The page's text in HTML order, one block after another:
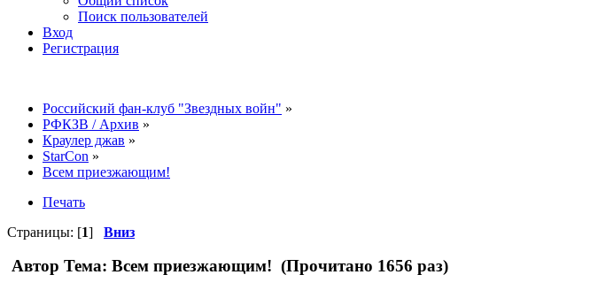
Поиск пользователей
Вход
Регистрация
Российский фан-клуб "Звездных войн" »
РФКЗВ / Архив »
Краулер джав »
StarCon »
Всем приезжающим!
Печать
Страницы: [1] Вниз
Автор Тема: Всем приезжающим! (Прочитано 1656 раз)